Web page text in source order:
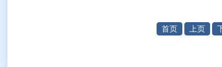
首页 上页